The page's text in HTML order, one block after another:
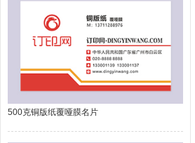
500克铜版纸覆哑膜名片